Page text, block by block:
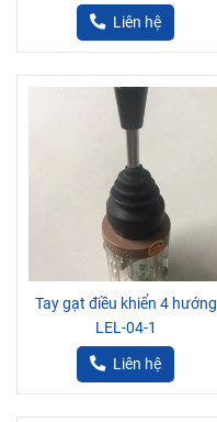
tấn
Liên hệ
Tay gạt điều khiển 4 hướng
LEL-04-1
Liên hệ